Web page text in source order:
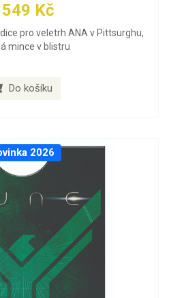
Kč
pro veletrh ANA v Pittsurghu,
mince v blistru
Do košíku
2026